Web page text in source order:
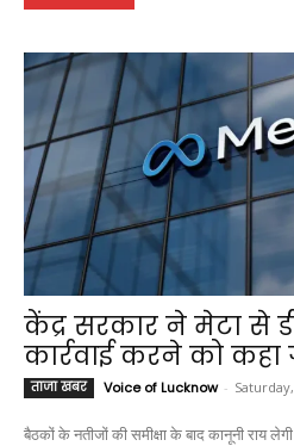
केंद्र सरकार ने मेटा
कार्रवाई करने को कहा
ताजा खबर Voice of Lucknow -
बैठकों के नतीजों की समीक्षा के बाद कानूनी राय लेगी सरकार :